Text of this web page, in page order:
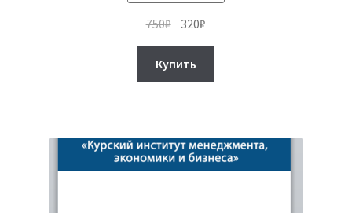
750₽ Первоначальная
цена
составляла
750₽.
320₽
цена:
Купить